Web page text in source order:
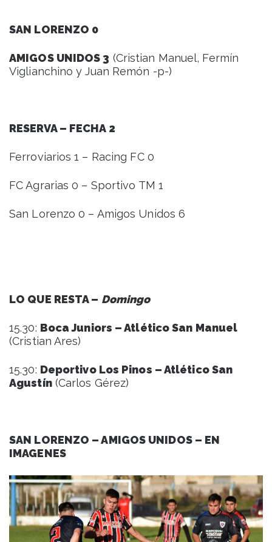
SAN LORENZO 0
AMIGOS UNIDOS 3 (Cristian Manuel, Fermín
Viglianchino y Juan Remón -p-)
RESERVA – FECHA 2
Ferroviarios 1 – Racing FC 0
FC Agrarias 0 – Sportivo TM 1
San Lorenzo 0 – Amigos Unidos 6
LO QUE RESTA – Domingo
15.30: Boca Juniors – Atlético San Manuel
(Cristian Ares)
15.30: Deportivo Los Pinos – Atlético San
Agustín(Carlos Gérez)
SAN LORENZO – AMIGOS UNIDOS – EN
IMAGENES